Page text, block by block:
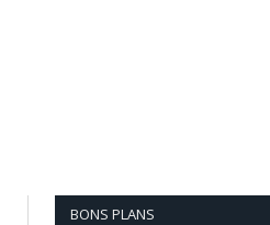
BONS PLANS